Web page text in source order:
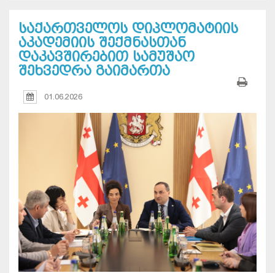
საქართველოს დიპლომატიის
აკადემიის შექმნასთან
დაკავშირებით სამუშაო
შეხვედრა გაიმართა
01.06.2026